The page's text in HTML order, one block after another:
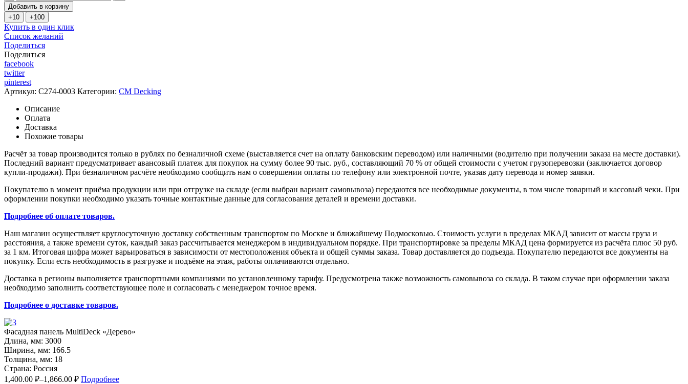
Добавить в корзину
Купить в один клик
Список желаний
Поделиться
Поделиться
facebook
twitter
pinterest
Артикул: C274-0003 Категории: CM Decking
Описание
Оплата
Доставка
Похожие товары
Расчёт за товар производится только в рублях по безналичной схеме (выставляется счет на оплату банковским переводом) или наличными (водителю при получении заказа на месте доставки).
Последний вариант предусматривает авансовый платеж для покупок на сумму более 90 тыс. руб., составляющий 70 % от общей стоимости с учетом грузоперевозки (заключается договор
купли-продажи). При безналичном расчёте необходимо сообщить нам о совершении оплаты по телефону или электронной почте, указав дату перевода и номер заявки.
Покупателю в момент приёма продукции или при отгрузке на складе (если выбран вариант самовывоза) передаются все необходимые документы, в том числе товарный и кассовый чеки. При
оформлении покупки необходимо указать точные контактные данные для согласования деталей и времени доставки.
Подробнее об оплате товаров.
Наш магазин осуществляет круглосуточную доставку собственным транспортом по Москве и ближайшему Подмосковью. Стоимость услуги в пределах МКАД зависит от массы груза и
расстояния, а также времени суток, каждый заказ рассчитывается менеджером в индивидуальном порядке. При транспортировке за пределы МКАД цена формируется из расчёта плюс 50 руб.
за 1 км. Итоговая цифра может варьироваться в зависимости от местоположения объекта и общей суммы заказа. Товар доставляется до подъезда. Покупателю передаются все документы на
покупку. Если есть необходимость в разгрузке и подъёме на этаж, работы оплачиваются отдельно.
Доставка в регионы выполняется транспортными компаниями по установленному тарифу. Предусмотрена также возможность самовывоза со склада. В таком случае при оформлении заказа
необходимо заполнить соответствующее поле и согласовать с менеджером точное время.
Подробнее о доставке товаров.
Фасадная панель MultiDeck «Дерево»
Длина, мм: 3000
Ширина, мм: 166.5
Толщина, мм: 18
Страна: Россия
1,400.00 ₽–1,866.00 ₽ Подробнее